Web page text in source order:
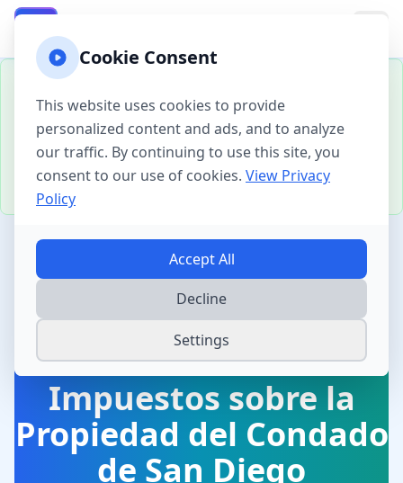
CA
Contenido en Español:
traducida al español para mejor servir a nuestra
comunidad hispanohablante. Todas las calculadoras
y guías mantienen la misma precisión y
funcionalidad que las versiones en inglés.-Ver en
inglés
Home California
Condados de
California
Calculadora de
Impuestos sobre la
Propiedad del Condado
de San Diego
Cookie Consent
This website uses cookies to provide
personalized content and ads, and to analyze
our traffic. By continuing to use this site, you
consent to our use of cookies. View Privacy
Policy
Accept All
Decline
Settings